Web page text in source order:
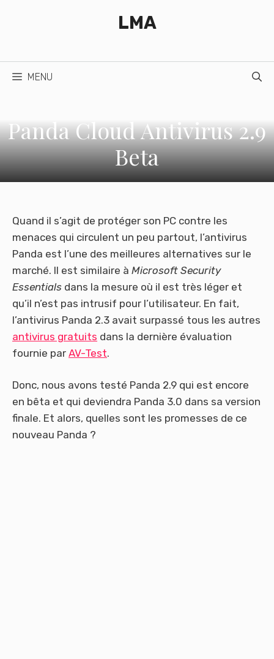
LMA
MENU
Panda Cloud Antivirus 2.9
Beta
Quand il s’agit de protéger son PC contre les
menaces qui circulent un peu partout, l’antivirus
Panda est l’une des meilleures alternatives sur le
marché. Il est similaire à Microsoft Security
Essentials dans la mesure où il est très léger et
qu’il n’est pas intrusif pour l’utilisateur. En fait,
l’antivirus Panda 2.3 avait surpassé tous les autres
antivirus gratuits dans la dernière évaluation
fournie par AV-Test.
Donc, nous avons testé Panda 2.9 qui est encore
en bêta et qui deviendra Panda 3.0 dans sa version
finale. Et alors, quelles sont les promesses de ce
nouveau Panda ?